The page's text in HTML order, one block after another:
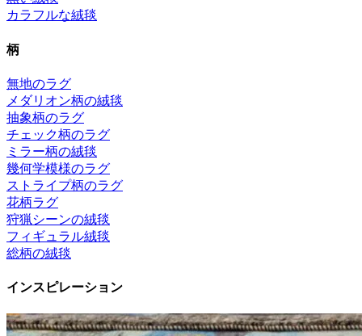
カラフルな絨毯
柄
無地のラグ
メダリオン柄の絨毯
抽象柄のラグ
チェック柄のラグ
ミラー柄の絨毯
幾何学模様のラグ
ストライプ柄のラグ
花柄ラグ
狩猟シーンの絨毯
フィギュラル絨毯
総柄の絨毯
インスピレーション